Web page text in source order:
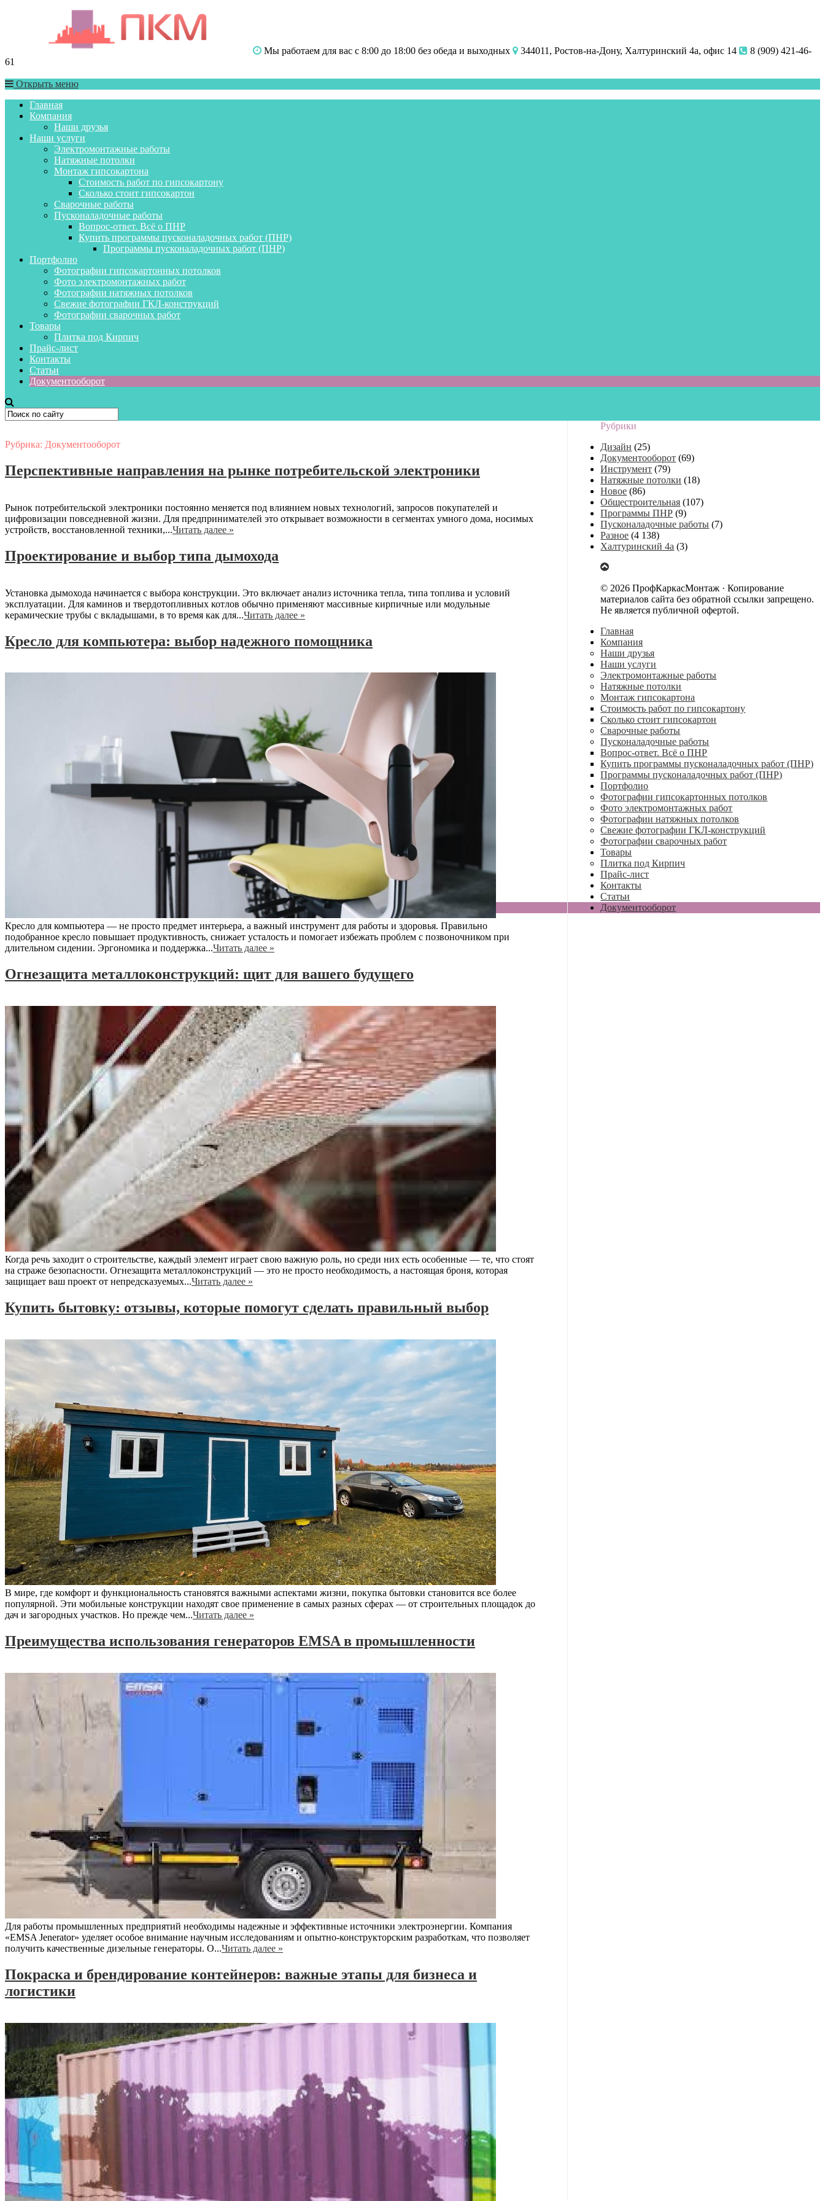
Мы работаем для вас с 8:00 до 18:00 без обеда и выходных 344011, Ростов-на-Дону, Халтуринский 4а, офис 14
8 (909) 421-46-
61
Открыть меню
Главная
Компания
Наши друзья
Наши услуги
Электромонтажные работы
Натяжные потолки
Монтаж гипсокартона
Стоимость работ по гипсокартону
Сколько стоит гипсокартон
Сварочные работы
Пусконаладочные работы
Вопрос-ответ. Всё о ПНР
Купить программы пусконаладочных работ (ПНР)
Программы пусконаладочных работ (ПНР)
Портфолио
Фотографии гипсокартонных потолков
Фото электромонтажных работ
Фотографии натяжных потолков
Свежие фотографии ГКЛ-конструкций
Фотографии сварочных работ
Товары
Плитка под Кирпич
Прайс-лист
Контакты
Статьи
Документооборот
Рубрика: Документооборот
Перспективные направления на рынке потребительской электроники
Рынок потребительской электроники постоянно меняется под влиянием новых технологий, запросов покупателей и
цифровизации повседневной жизни. Для предпринимателей это открывает возможности в сегментах умного дома, носимых
устройств, восстановленной техники,...Читать далее »
Проектирование и выбор типа дымохода
Установка дымохода начинается с выбора конструкции. Это включает анализ источника тепла, типа топлива и условий
эксплуатации. Для каминов и твердотопливных котлов обычно применяют массивные кирпичные или модульные
керамические трубы с вкладышами, в то время как для...Читать далее »
Кресло для компьютера: выбор надежного помощника
Кресло для компьютера — не просто предмет интерьера, а важный инструмент для работы и здоровья. Правильно
подобранное кресло повышает продуктивность, снижает усталость и помогает избежать проблем с позвоночником при
длительном сидении. Эргономика и поддержка...Читать далее »
Огнезащита металлоконструкций: щит для вашего будущего
Когда речь заходит о строительстве, каждый элемент играет свою важную роль, но среди них есть особенные — те, что стоят
на страже безопасности. Огнезащита металлоконструкций — это не просто необходимость, а настоящая броня, которая
защищает ваш проект от непредсказуемых...Читать далее »
Купить бытовку: отзывы, которые помогут сделать правильный выбор
В мире, где комфорт и функциональность становятся важными аспектами жизни, покупка бытовки становится все более
популярной. Эти мобильные конструкции находят свое применение в самых разных сферах — от строительных площадок до
дач и загородных участков. Но прежде чем...Читать далее »
Преимущества использования генераторов EMSA в промышленности
Для работы промышленных предприятий необходимы надежные и эффективные источники электроэнергии. Компания
«EMSA Jenerator» уделяет особое внимание научным исследованиям и опытно-конструкторским разработкам, что позволяет
получить качественные дизельные генераторы. О...Читать далее »
Покраска и брендирование контейнеров: важные этапы для бизнеса и
логистики
Рубрики
Дизайн (25)
Документооборот (69)
Инструмент (79)
Натяжные потолки (18)
Новое (86)
Общестроительная (107)
Программы ПНР (9)
Пусконаладочные работы (7)
Разное (4 138)
Халтуринский 4а (3)
© 2026 ПрофКаркасМонтаж · Копирование
материалов сайта без обратной ссылки запрещено.
Не является публичной офертой.
Главная
Компания
Наши друзья
Наши услуги
Электромонтажные работы
Натяжные потолки
Монтаж гипсокартона
Стоимость работ по гипсокартону
Сколько стоит гипсокартон
Сварочные работы
Пусконаладочные работы
Вопрос-ответ. Всё о ПНР
Купить программы пусконаладочных работ (ПНР)
Программы пусконаладочных работ (ПНР)
Портфолио
Фотографии гипсокартонных потолков
Фото электромонтажных работ
Фотографии натяжных потолков
Свежие фотографии ГКЛ-конструкций
Фотографии сварочных работ
Товары
Плитка под Кирпич
Прайс-лист
Контакты
Статьи
Документооборот